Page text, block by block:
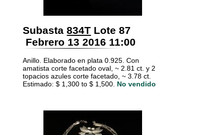
Subasta 834T Lote 87
Febrero 13 2016 11:00
Anillo. Elaborado en plata 0.925. Con
amatista corte facetado oval, ~ 2.81 ct. y 2
topacios azules corte facetado, ~ 3.78 ct.
Estimado: $ 1,300 to $ 1,500. No vendido